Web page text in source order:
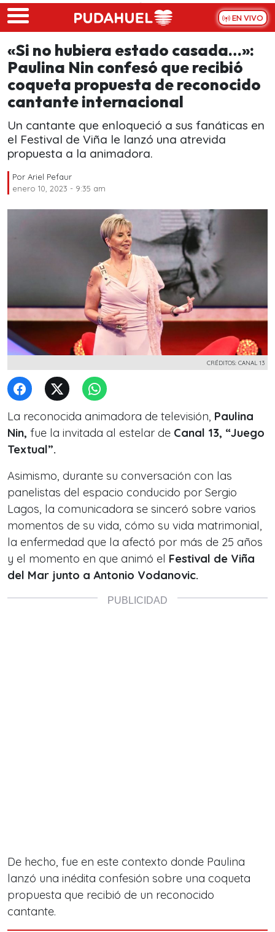
Skip to main content
EN VIVO
«Si no hubiera estado casada…»:
Paulina Nin confesó que recibió
coqueta propuesta de reconocido
cantante internacional
Un cantante que enloqueció a sus fanáticas en
el Festival de Viña le lanzó una atrevida
propuesta a la animadora.
Por Ariel Pefaur
enero 10, 2023 - 9:35 am
CRÉDITOS: CANAL 13
La reconocida animadora de televisión, Paulina
Nin, fue la invitada al estelar de Canal 13, “Juego
Textual”.
Asimismo, durante su conversación con las
panelistas del espacio conducido por Sergio
Lagos, la comunicadora se sinceró sobre varios
momentos de su vida, cómo su vida matrimonial,
la enfermedad que la afectó por más de 25 años
y el momento en que animó el Festival de Viña
del Mar junto a Antonio Vodanovic.
De hecho, fue en este contexto donde Paulina
lanzó una inédita confesión sobre una coqueta
propuesta que recibió de un reconocido
cantante.